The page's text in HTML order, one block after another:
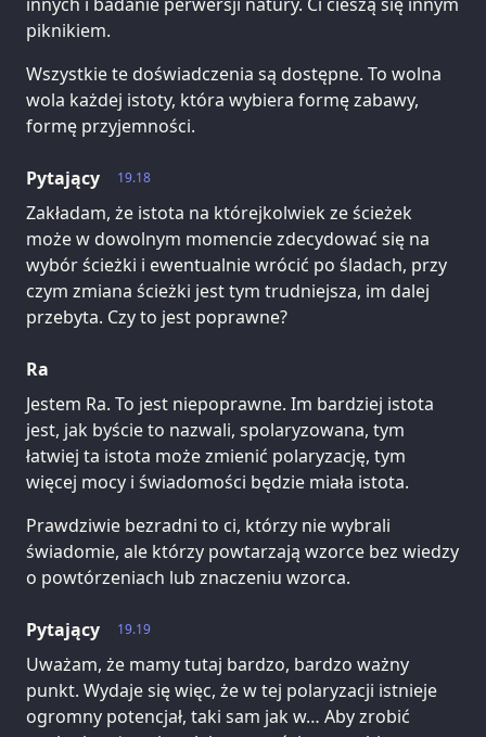
piknikiem.
Wszystkie te doświadczenia są dostępne. To wolna
wola każdej istoty, która wybiera formę zabawy,
formę przyjemności.
19.18
Pytający
Zakładam, że istota na którejkolwiek ze ścieżek
może w dowolnym momencie zdecydować się na
wybór ścieżki i ewentualnie wrócić po śladach, przy
czym zmiana ścieżki jest tym trudniejsza, im dalej
przebyta. Czy to jest poprawne?
Ra
Jestem Ra. To jest niepoprawne. Im bardziej istota
jest, jak byście to nazwali, spolaryzowana, tym
łatwiej ta istota może zmienić polaryzację, tym
więcej mocy i świadomości będzie miała istota.
Prawdziwie bezradni to ci, którzy nie wybrali
świadomie, ale którzy powtarzają wzorce bez wiedzy
o powtórzeniach lub znaczeniu wzorca.
19.19
Pytający
Uważam, że mamy tutaj bardzo, bardzo ważny
punkt. Wydaje się więc, że w tej polaryzacji istnieje
ogromny potencjał, taki sam jak w… Aby zrobić